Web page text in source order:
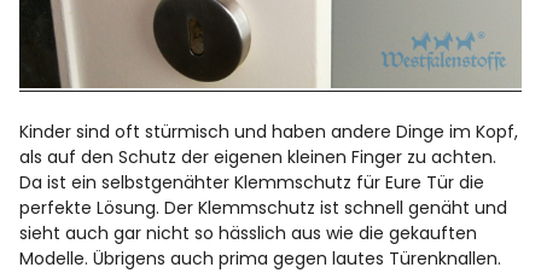
Kinder sind oft stürmisch und haben andere Dinge im Kopf,
als auf den Schutz der eigenen kleinen Finger zu achten.
Da ist ein selbstgenähter Klemmschutz für Eure Tür die
perfekte Lösung. Der Klemmschutz ist schnell genäht und
sieht auch gar nicht so hässlich aus wie die gekauften
Modelle. Übrigens auch prima gegen lautes Türenknallen.